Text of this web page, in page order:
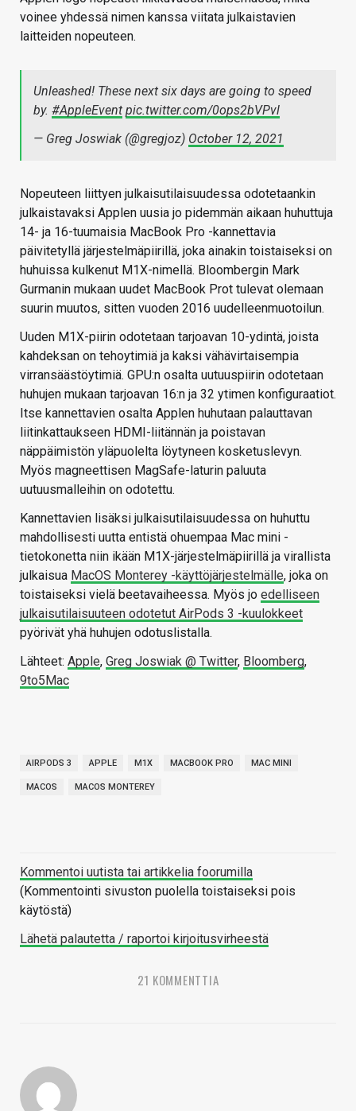
voinee yhdessä nimen kanssa viitata julkaistavien
laitteiden nopeuteen.
Unleashed! These next six days are going to speed
by. #AppleEvent pic.twitter.com/0ops2bVPvl
— Greg Joswiak (@gregjoz) October 12, 2021
Nopeuteen liittyen julkaisutilaisuudessa odotetaankin
julkaistavaksi Applen uusia jo pidemmän aikaan huhuttuja
14- ja 16-tuumaisia MacBook Pro -kannettavia
päivitetyllä järjestelmäpiirillä, joka ainakin toistaiseksi on
huhuissa kulkenut M1X-nimellä. Bloombergin Mark
Gurmanin mukaan uudet MacBook Prot tulevat olemaan
suurin muutos, sitten vuoden 2016 uudelleenmuotoilun.
Uuden M1X-piirin odotetaan tarjoavan 10-ydintä, joista
kahdeksan on tehoytimiä ja kaksi vähävirtaisempia
virransäästöytimiä. GPU:n osalta uutuuspiirin odotetaan
huhujen mukaan tarjoavan 16:n ja 32 ytimen konfiguraatiot.
Itse kannettavien osalta Applen huhutaan palauttavan
liitinkattaukseen HDMI-liitännän ja poistavan
näppäimistön yläpuolelta löytyneen kosketuslevyn.
Myös magneettisen MagSafe-laturin paluuta
uutuusmalleihin on odotettu.
Kannettavien lisäksi julkaisutilaisuudessa on huhuttu
mahdollisesti uutta entistä ohuempaa Mac mini -
tietokonetta niin ikään M1X-järjestelmäpiirillä ja virallista
julkaisua MacOS Monterey -käyttöjärjestelmälle, joka on
toistaiseksi vielä beetavaiheessa. Myös jo edelliseen
julkaisutilaisuuteen odotetut AirPods 3 -kuulokkeet
pyörivät yhä huhujen odotuslistalla.
Lähteet: Apple, Greg Joswiak @ Twitter, Bloomberg,
9to5Mac
AIRPODS 3 APPLE M1X MACBOOK PRO MAC MINI
MACOS MACOS MONTEREY
Kommentoi uutista tai artikkelia foorumilla
(Kommentointi sivuston puolella toistaiseksi pois
käytöstä)
Lähetä palautetta / raportoi kirjoitusvirheestä
21 KOMMENTTIA